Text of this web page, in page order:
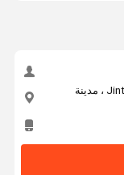
158 طريق Huafeng ، منطقة التنمية الاقتصادية Jintan ، مدينة